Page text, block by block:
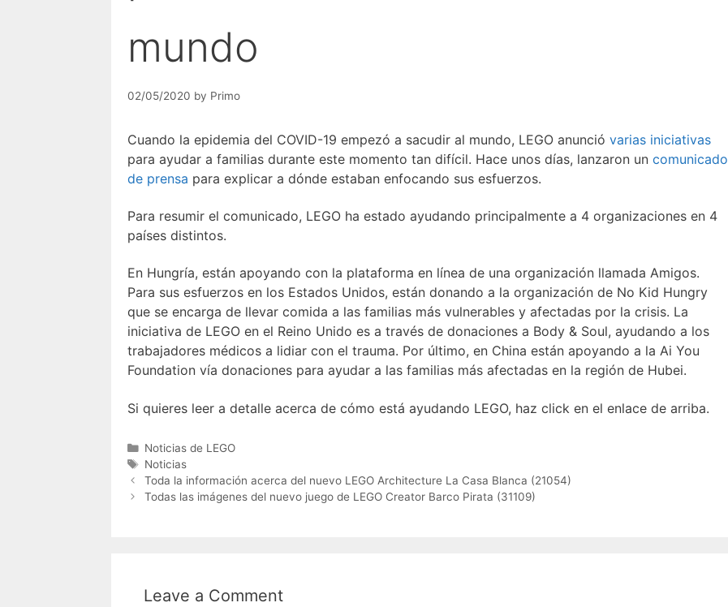
mundo
02/05/2020 by Primo
Cuando la epidemia del COVID-19 empezó a sacudir al mundo, LEGO anunció varias iniciativas
para ayudar a familias durante este momento tan difícil. Hace unos días, lanzaron un comunicado
de prensa para explicar a dónde estaban enfocando sus esfuerzos.
Para resumir el comunicado, LEGO ha estado ayudando principalmente a 4 organizaciones en 4
países distintos.
En Hungría, están apoyando con la plataforma en línea de una organización llamada Amigos.
Para sus esfuerzos en los Estados Unidos, están donando a la organización de No Kid Hungry
que se encarga de llevar comida a las familias más vulnerables y afectadas por la crisis. La
iniciativa de LEGO en el Reino Unido es a través de donaciones a Body & Soul, ayudando a los
trabajadores médicos a lidiar con el trauma. Por último, en China están apoyando a la Ai You
Foundation vía donaciones para ayudar a las familias más afectadas en la región de Hubei.
Si quieres leer a detalle acerca de cómo está ayudando LEGO, haz click en el enlace de arriba.
Categories
Noticias de LEGO
Tags
Noticias
Toda la información acerca del nuevo LEGO Architecture La Casa Blanca (21054)
Todas las imágenes del nuevo juego de LEGO Creator Barco Pirata (31109)
Leave a Comment